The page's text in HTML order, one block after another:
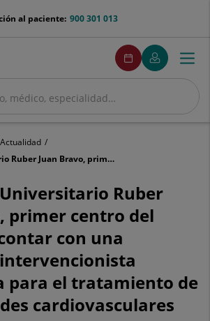
900 301 013
al paciente:
menuPedirCita
Pedir
cita
Mi
Quirónsalud
Menú
Actualidad
El Hospital Universitario Ruber Juan Bravo, primer centro del mundo en contar con una tecnología intervencionista innovadora para el tratamiento de enfermedades cardiovasculares
Ruber
primer centro del
con una
para el tratamiento de
cardiovasculares